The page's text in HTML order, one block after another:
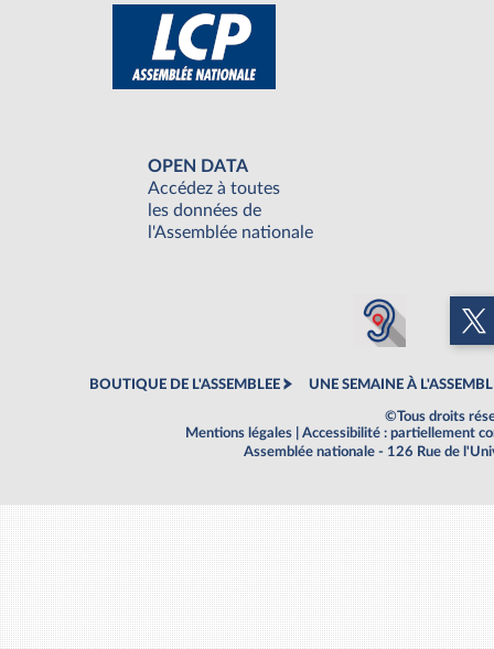
OPEN DATA
Accédez à toutes
les données de
l'Assemblée nationale
BOUTIQUE DE L'ASSEMBLEE UNE SEMAINE À
©Tous droits
Mentions légales
Accessibilité : partiellement
Assemblée nationale - 126 Rue de